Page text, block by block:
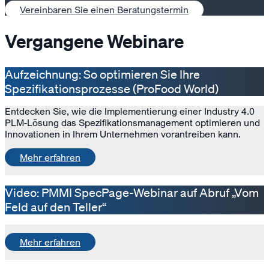
Vereinbaren Sie einen Beratungstermin
Vergangene Webinare
Aufzeichnung: So optimieren Sie Ihre
Spezifikationsprozesse (ProFood World)
Entdecken Sie, wie die Implementierung einer Industry 4.0
PLM-Lösung das Spezifikationsmanagement optimieren und
Innovationen in Ihrem Unternehmen vorantreiben kann.
Mehr erfahren
Video: PMMI SpecPage-Webinar auf Abruf „Vom
Feld auf den Teller“
Mehr erfahren